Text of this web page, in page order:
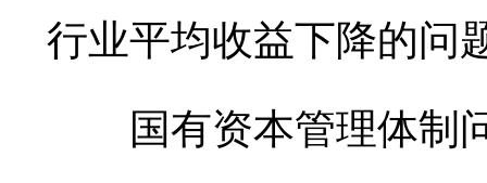
行业平均收益下降的问
国有资本管理体制